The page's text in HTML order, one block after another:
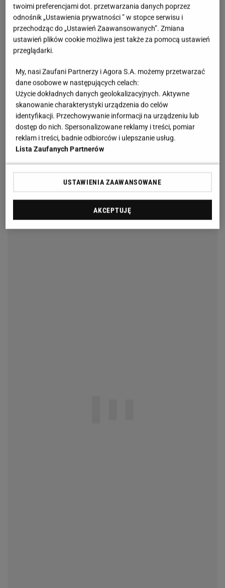
twoimi preferencjami dot. przetwarzania danych poprzez
odnośnik „Ustawienia prywatności ” w stopce serwisu i
przechodząc do „Ustawień Zaawansowanych”. Zmiana
ustawień plików cookie możliwa jest także za pomocą ustawień
przeglądarki.
My, nasi Zaufani Partnerzy i Agora S.A. możemy przetwarzać
dane osobowe w następujących celach:
Użycie dokładnych danych geolokalizacyjnych. Aktywne
skanowanie charakterystyki urządzenia do celów
identyfikacji. Przechowywanie informacji na urządzeniu lub
dostęp do nich. Spersonalizowane reklamy i treści, pomiar
reklam i treści, badnie odbiorców i ulepszanie usług.
Lista Zaufanych Partnerów
USTAWIENIA ZAAWANSOWANE
AKCEPTUJĘ